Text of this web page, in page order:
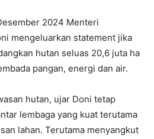
2024 Menteri
mengeluarkan statement jika
hutan seluas 20,6 juta ha
pangan, energi dan air.
hutan, ujar Doni tetap
lembaga yang kuat terutama
lahan. Terutama menyangkut